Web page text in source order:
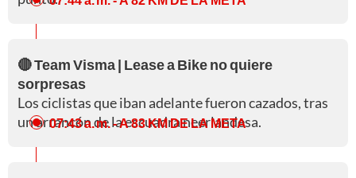
🔴 Team Visma | Lease a Bike no quiere
sorpresas
Los ciclistas que iban adelante fueron cazados, tras
un arrancón de la escuadra neerlandesa.
07:43 a. m.- A 83 KM DE LA META